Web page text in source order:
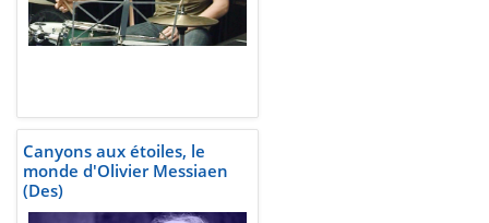
Canyons aux étoiles, le
monde d'Olivier Messiaen
(Des)